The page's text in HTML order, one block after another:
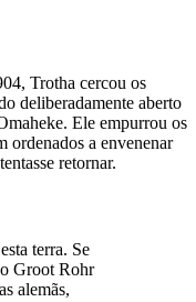
Trotha cercou os
deliberadamente aberto
Ele empurrou os
ordenados a envenenar
retornar.
terra. Se
Groot Rohr
alemãs,